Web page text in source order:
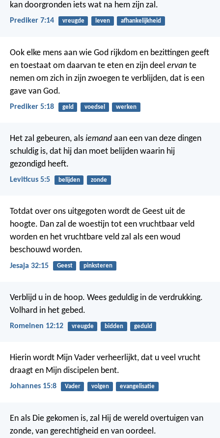
kan doorgronden iets wat na hem zijn zal.
Prediker 7:14 vreugde leven afhankelijkheid
Ook elke mens aan wie God rijkdom en bezittingen geeft
en toestaat om daarvan te eten en zijn deel ervan te
nemen om zich in zijn zwoegen te verblijden, dat is een
gave van God.
Prediker 5:18 geld voedsel werken
Het zal gebeuren, als iemand aan een van deze dingen
schuldig is, dat hij dan moet belijden waarin hij
gezondigd heeft.
Leviticus 5:5 belijden zonde
Totdat over ons uitgegoten wordt de Geest uit de
hoogte. Dan zal de woestijn tot een vruchtbaar veld
worden en het vruchtbare veld zal als een woud
beschouwd worden.
Jesaja 32:15 Geest pinksteren
Verblijd u in de hoop. Wees geduldig in de verdrukking.
Volhard in het gebed.
Romeinen 12:12 vreugde bidden geduld
Hierin wordt Mijn Vader verheerlijkt, dat u veel vrucht
draagt en Mijn discipelen bent.
Johannes 15:8 Vader volgen evangelisatie
En als Die gekomen is, zal Hij de wereld overtuigen van
zonde, van gerechtigheid en van oordeel.